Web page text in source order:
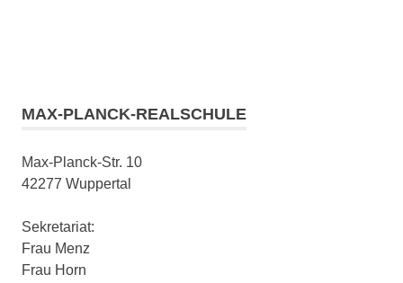
MAX-PLANCK-REALSCHULE
Max-Planck-Str. 10
42277 Wuppertal
Sekretariat:
Frau Menz
Frau Horn